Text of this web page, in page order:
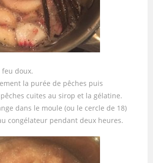
feu doux.
la purée de pêches puis
cuites au sirop et la gélatine.
dans le moule (ou le cercle de 18)
congélateur pendant deux heures.